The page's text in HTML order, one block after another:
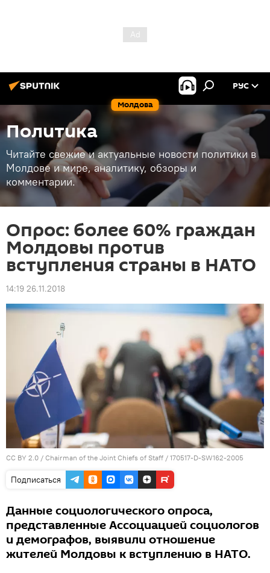
Молдова
РУС
Политика
Читайте свежие и актуальные новости политики в
Молдове и мире, аналитику, обзоры и
комментарии.
Опрос: более 60% граждан
Молдовы против
вступления страны в НАТО
14:19 26.11.2018
CC BY 2.0 / Chairman of the Joint Chiefs of Staff / 170517-D-SW162-2005
Подписаться
Данные социологического опроса,
представленные Ассоциацией социологов
и демографов, выявили отношение
жителей Молдовы к вступлению в НАТО.